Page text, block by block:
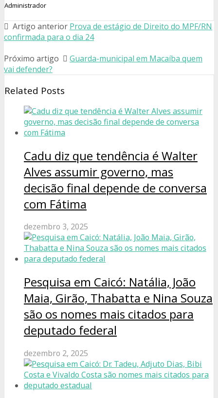
Administrador
Artigo anterior Prova de estágio de Direito do MPF/RN
confirmada para o dia 24
Próximo artigo
Guarda-municipal em Macaíba quem
vai defender?
Related Posts
Cadu diz que tendência é Walter
Alves assumir governo, mas
decisão final depende de conversa
com Fátima
dezembro 3, 2025
Pesquisa em Caicó: Natália, João
Maia, Girão, Thabatta e Nina Souza
são os nomes mais citados para
deputado federal
dezembro 2, 2025